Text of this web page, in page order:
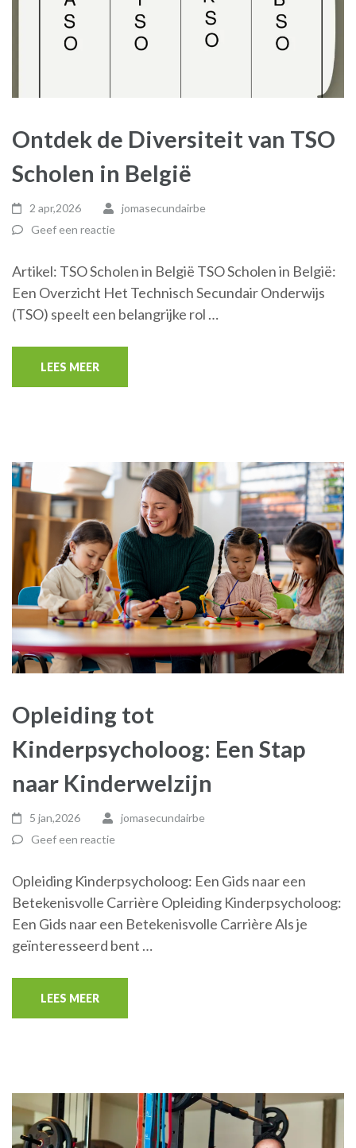
Ontdek de Diversiteit van TSO
Scholen in België
2 apr,2026
jomasecundairbe
Geef een reactie
Artikel: TSO Scholen in België TSO Scholen in België:
Een Overzicht Het Technisch Secundair Onderwijs
(TSO) speelt een belangrijke rol …
LEES MEER
Opleiding tot
Kinderpsycholoog: Een Stap
naar Kinderwelzijn
5 jan,2026
jomasecundairbe
Geef een reactie
Opleiding Kinderpsycholoog: Een Gids naar een
Betekenisvolle Carrière Opleiding Kinderpsycholoog:
Een Gids naar een Betekenisvolle Carrière Als je
geïnteresseerd bent …
LEES MEER